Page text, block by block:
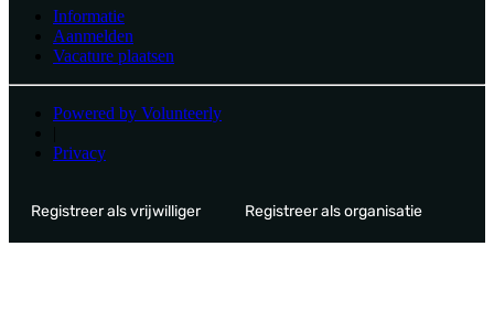
Informatie
Aanmelden
Vacature plaatsen
Powered by Volunteerly
Privacy
Registreer als vrijwilliger Registreer als organisatie